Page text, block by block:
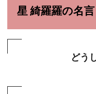
星 綺羅羅の名
どう